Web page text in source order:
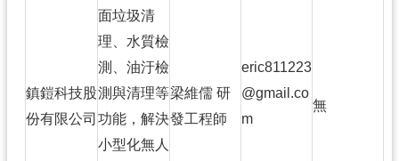
鎮鎧科技股
份有限公司
面垃圾清
理、水質檢
測、油汙檢
測與清理等
功能，解決
小型化無人
梁維儒 研
發工程師
eric811223
@gmail.co
m
無